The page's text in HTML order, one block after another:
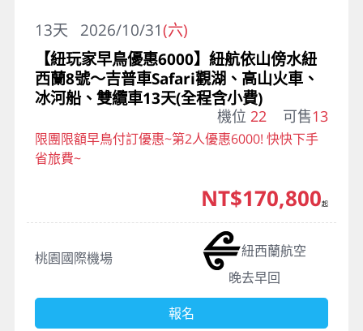
2026/10/31(六)
13天
【紐玩家早鳥優惠6000】紐航依山傍水紐
西蘭8號～吉普車Safari觀湖、高山火車、
冰河船、雙纜車13天(全程含小費)
機位 22 可售13
限團限額早鳥付訂優惠~第2人優惠6000! 快快下手
省旅費~
桃園國際機場
紐西蘭航空
晚去早回
NT$170,800起
報名